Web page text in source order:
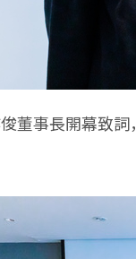
董事長開幕致